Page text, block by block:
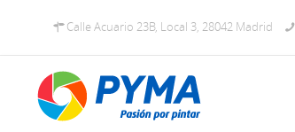
Calle Acuario 23B, Local 3, 28042 Madrid